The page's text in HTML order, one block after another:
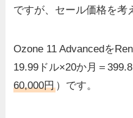
ですが、セール価格を考
Ozone 11 Advancedを
19.99ドル×20か月＝
60,000円）です。